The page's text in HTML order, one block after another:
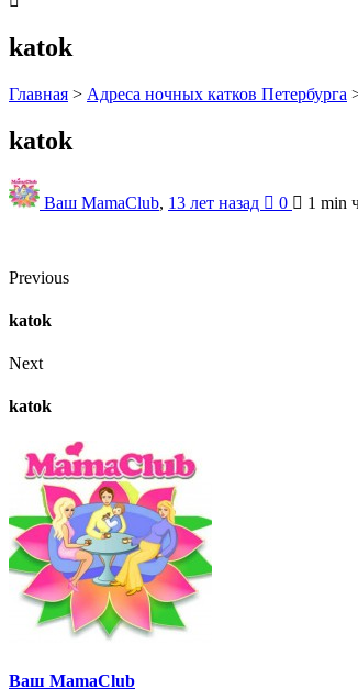
katok
Главная > Адреса ночных катков Петербурга
katok
Ваш MamaClub, 13 лет назад 0 1 min
Previous
katok
Next
katok
Ваш MamaClub